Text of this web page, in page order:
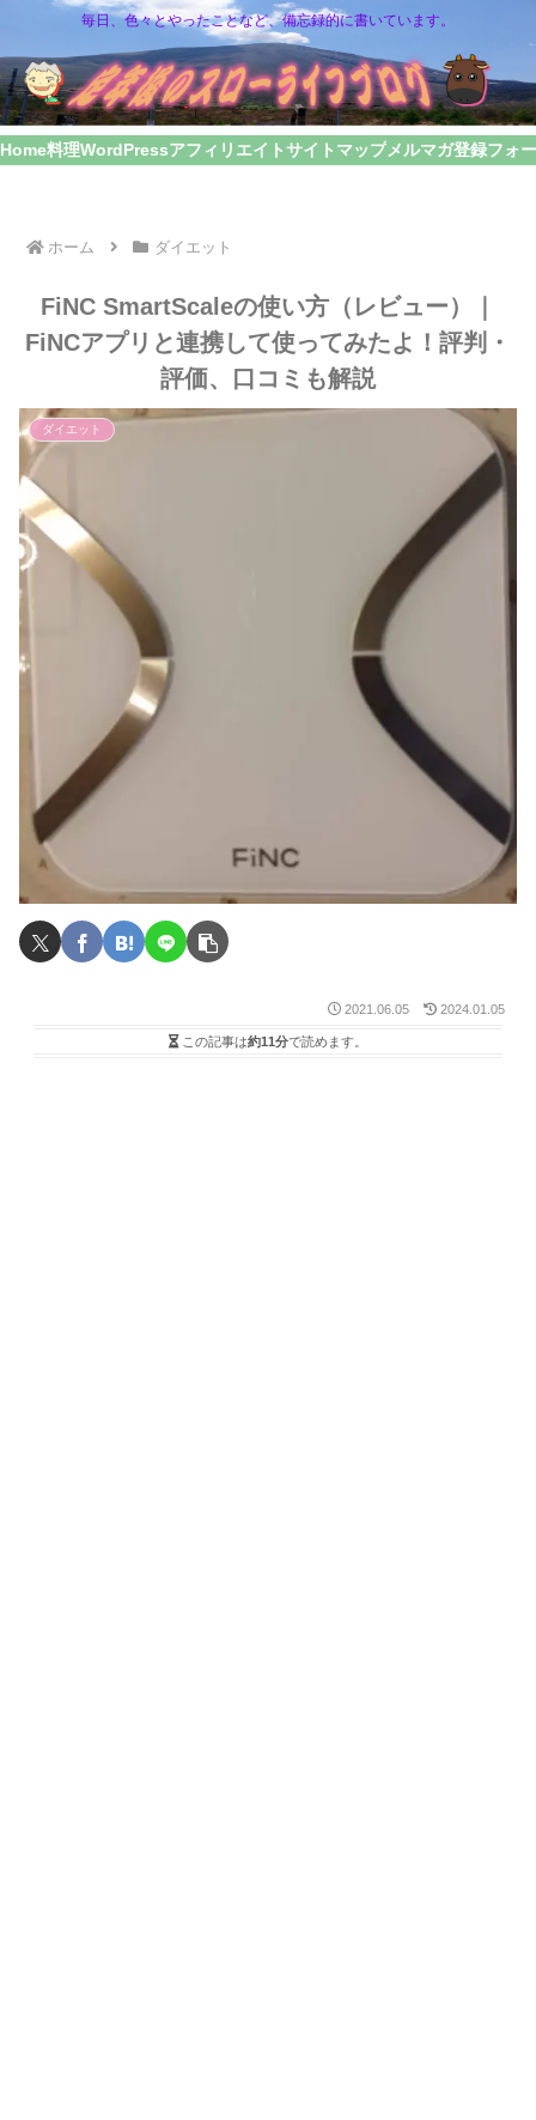
毎日、色々とやったことなど、備忘録的に書いています。
Home料理WordPressアフィリエイトサイトマップメルマガ登録フォ
ホーム ダイエット
FiNC SmartScaleの使い方（レビュー）｜
FiNCアプリと連携して使ってみたよ！評判・
評価、口コミも解説
ダイエット
2021.06.05 2024.01.05
この記事は約11分で読めます。